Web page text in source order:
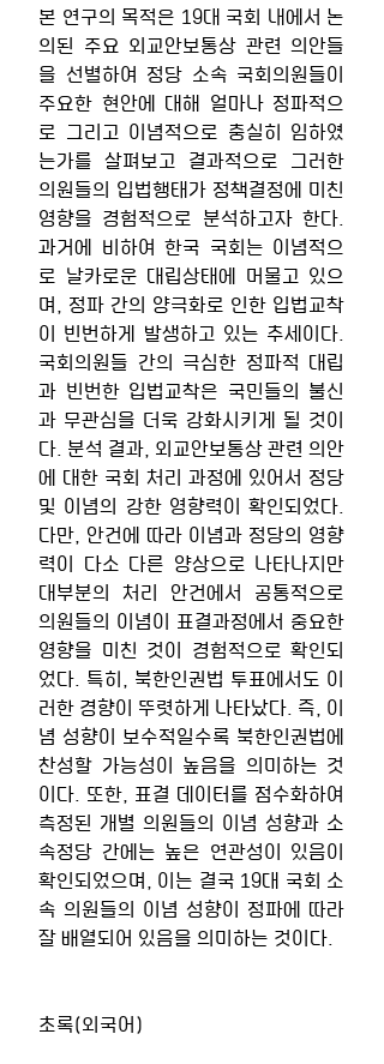
본 연구의 목적은 19대 국회 내에서 논
의된 주요 외교안보통상 관련 의안들
을 선별하여 정당 소속 국회의원들이
주요한 현안에 대해 얼마나 정파적으
로 그리고 이념적으로 충실히 임하였
는가를 살펴보고 결과적으로 그러한
의원들의 입법행태가 정책결정에 미친
영향을 경험적으로 분석하고자 한다.
과거에 비하여 한국 국회는 이념적으
로 날카로운 대립상태에 머물고 있으
며, 정파 간의 양극화로 인한 입법교착
이 빈번하게 발생하고 있는 추세이다.
국회의원들 간의 극심한 정파적 대립
과 빈번한 입법교착은 국민들의 불신
과 무관심을 더욱 강화시키게 될 것이
다. 분석 결과, 외교안보통상 관련 의안
에 대한 국회 처리 과정에 있어서 정당
및 이념의 강한 영향력이 확인되었다.
다만, 안건에 따라 이념과 정당의 영향
력이 다소 다른 양상으로 나타나지만
대부분의 처리 안건에서 공통적으로
의원들의 이념이 표결과정에서 중요한
영향을 미친 것이 경험적으로 확인되
었다. 특히, 북한인권법 투표에서도 이
러한 경향이 뚜렷하게 나타났다. 즉, 이
념 성향이 보수적일수록 북한인권법에
찬성할 가능성이 높음을 의미하는 것
이다. 또한, 표결 데이터를 점수화하여
측정된 개별 의원들의 이념 성향과 소
속정당 간에는 높은 연관성이 있음이
확인되었으며, 이는 결국 19대 국회 소
속 의원들의 이념 성향이 정파에 따라
잘 배열되어 있음을 의미하는 것이다.
초록(외국어)